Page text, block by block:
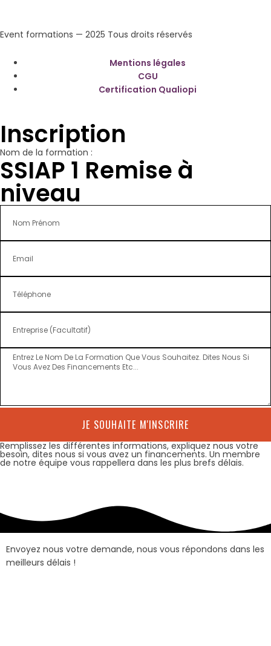
Event formations — 2025 Tous droits réservés
Mentions légales
CGU
Certification Qualiopi
Inscription
Nom de la formation :
SSIAP 1 Remise à
niveau
JE SOUHAITE M'INSCRIRE
Remplissez les différentes informations, expliquez nous votre
besoin, dites nous si vous avez un financements. Un membre
de notre équipe vous rappellera dans les plus brefs délais.
Envoyez nous votre demande, nous vous répondons dans les
meilleurs délais !